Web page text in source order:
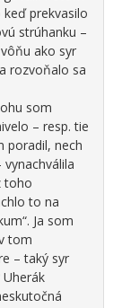
prekvasilo
strúhanku –
ako syr
rozvoňalo sa
som
– resp. tie
poradil, nech
toho
to na
Ja som
tom
– taký syr